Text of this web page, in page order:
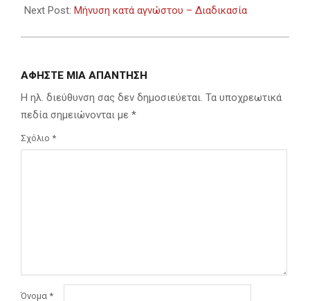
Next Post: Μήνυση κατά αγνώστου – Διαδικασία
ΑΦΉΣΤΕ ΜΙΑ ΑΠΆΝΤΗΣΗ
Η ηλ. διεύθυνση σας δεν δημοσιεύεται. Τα υποχρεωτικά
πεδία σημειώνονται με *
Σχόλιο *
Όνομα *